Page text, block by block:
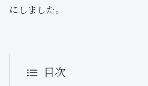
にしました。
目次